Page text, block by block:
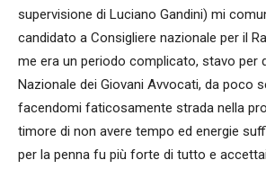
supervisione di Luciano Gandini) mi
candidato a Consigliere nazionale per il
me era un periodo complicato, stavo per
Nazionale dei Giovani Avvocati, da poco
facendomi faticosamente strada nella
timore di non avere tempo ed energie
per la penna fu più forte di tutto e